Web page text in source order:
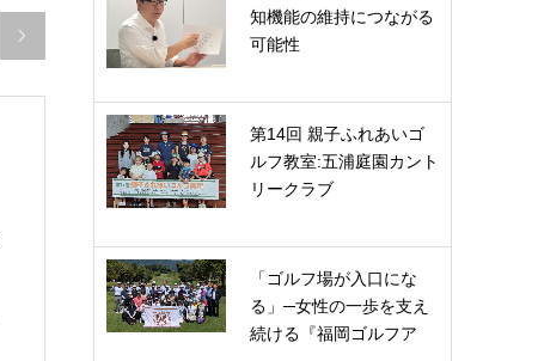

知機能の維持につながる
可能性
第14回 親子ふれあいゴ
ルフ教室:五浦庭園カント
リークラブ
「ゴルフ場が入口にな
る」─女性の一歩を支え
続ける『福岡ゴルフア